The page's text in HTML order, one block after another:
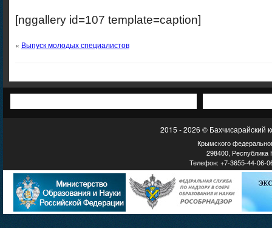
[nggallery id=107 template=caption]
« Выпуск молодых специалистов
2015 - 2026 © Бахчисарайский
Крымского
298400, Республика
Телефон: +7-3655-44-06-